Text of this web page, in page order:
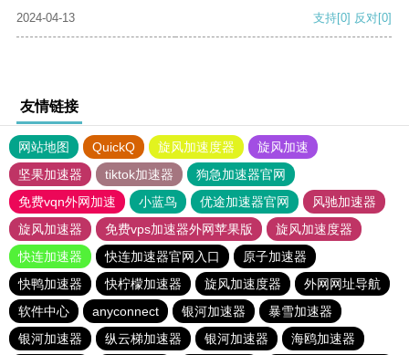
2024-04-13
支持[0] 反对[0]
友情链接
网站地图 QuickQ 旋风加速度器
旋风加速
坚果加速器
tiktok加速器
狗急加速器官网
免费vqn外网加速
小蓝鸟 优途加速器官网
风驰加速器
旋风加速器
免费vps加速器外网苹果版
旋风加速度器
快连加速器
快连加速器官网入口
原子加速器
快鸭加速器
快柠檬加速器 旋风加速度器
外网网址导航
软件中心
anyconnect 银河加速器
暴雪加速器
银河加速器
纵云梯加速器 银河加速器 海鸥加速器